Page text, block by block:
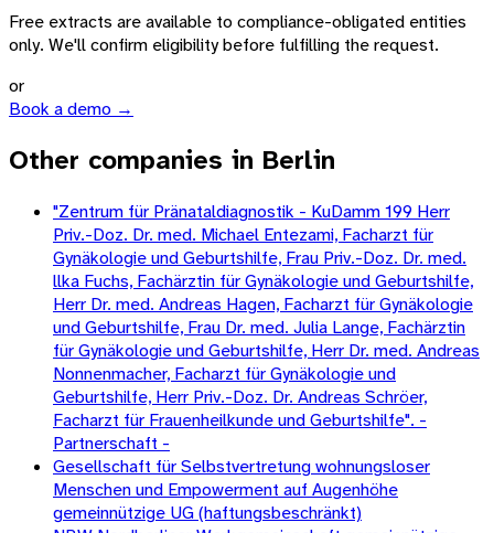
Free extracts are available to compliance-obligated entities
only. We'll confirm eligibility before fulfilling the request.
or
Book a demo →
Other companies in Berlin
"Zentrum für Pränataldiagnostik - KuDamm 199 Herr
Priv.-Doz. Dr. med. Michael Entezami, Facharzt für
Gynäkologie und Geburtshilfe, Frau Priv.-Doz. Dr. med.
llka Fuchs, Fachärztin für Gynäkologie und Geburtshilfe,
Herr Dr. med. Andreas Hagen, Facharzt für Gynäkologie
und Geburtshilfe, Frau Dr. med. Julia Lange, Fachärztin
für Gynäkologie und Geburtshilfe, Herr Dr. med. Andreas
Nonnenmacher, Facharzt für Gynäkologie und
Geburtshilfe, Herr Priv.-Doz. Dr. Andreas Schröer,
Facharzt für Frauenheilkunde und Geburtshilfe". -
Partnerschaft -
Gesellschaft für Selbstvertretung wohnungsloser
Menschen und Empowerment auf Augenhöhe
gemeinnützige UG (haftungsbeschränkt)